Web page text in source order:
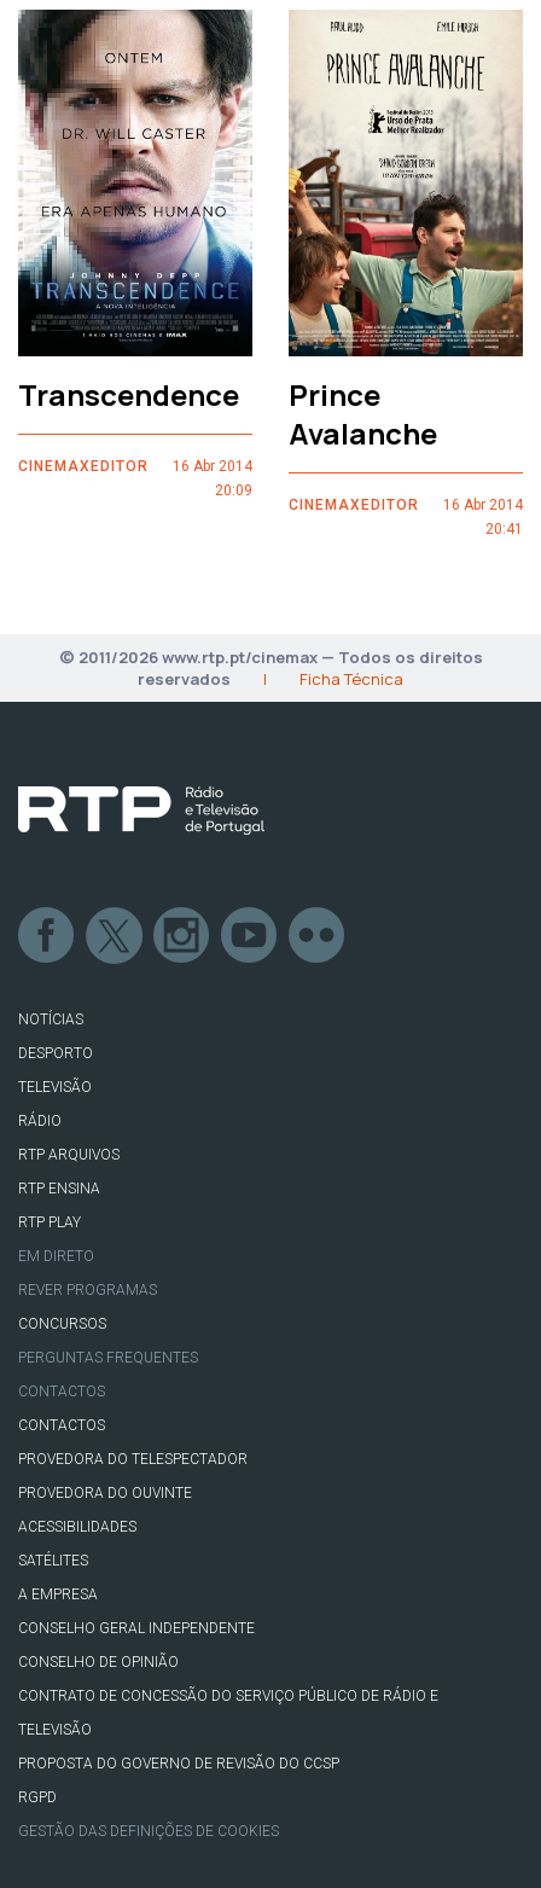
Transcendence
CINEMAXEDITOR
16 Abr 2014
20:09
Prince
Avalanche
CINEMAXEDITOR
16 Abr 2014
20:41
© 2011/2026 www.rtp.pt/cinemax — Todos os direitos
reservados
| Ficha Técnica
NOTÍCIAS
DESPORTO
TELEVISÃO
RÁDIO
RTP ARQUIVOS
RTP ENSINA
RTP PLAY
EM DIRETO
REVER PROGRAMAS
CONCURSOS
PERGUNTAS FREQUENTES
CONTACTOS
CONTACTOS
PROVEDORA DO TELESPECTADOR
PROVEDORA DO OUVINTE
ACESSIBILIDADES
SATÉLITES
A EMPRESA
CONSELHO GERAL INDEPENDENTE
CONSELHO DE OPINIÃO
CONTRATO DE CONCESSÃO DO SERVIÇO PÚBLICO DE RÁDIO E
TELEVISÃO
PROPOSTA DO GOVERNO DE REVISÃO DO CCSP
RGPD
GESTÃO DAS DEFINIÇÕES DE COOKIES